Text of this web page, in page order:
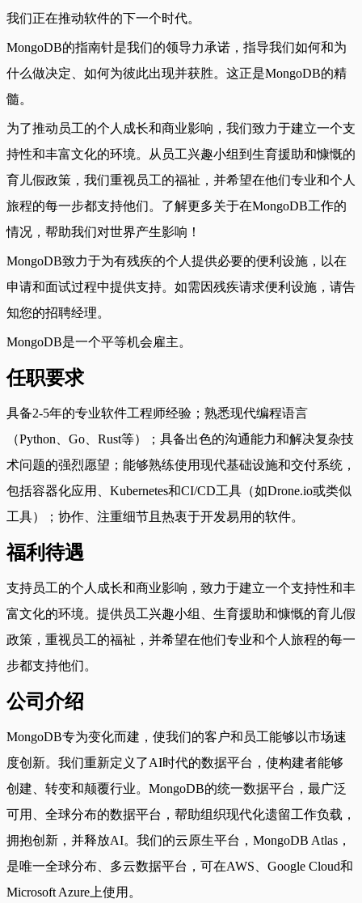
我们正在推动软件的下一个时代。
MongoDB的指南针是我们的领导力承诺，指导我们如何和为
什么做决定、如何为彼此出现并获胜。这正是MongoDB的精
髓。
为了推动员工的个人成长和商业影响，我们致力于建立一个支
持性和丰富文化的环境。从员工兴趣小组到生育援助和慷慨的
育儿假政策，我们重视员工的福祉，并希望在他们专业和个人
旅程的每一步都支持他们。了解更多关于在MongoDB工作的
情况，帮助我们对世界产生影响！
MongoDB致力于为有残疾的个人提供必要的便利设施，以在
申请和面试过程中提供支持。如需因残疾请求便利设施，请告
知您的招聘经理。
MongoDB是一个平等机会雇主。
任职要求
具备2-5年的专业软件工程师经验；熟悉现代编程语言
（Python、Go、Rust等）；具备出色的沟通能力和解决复杂技
术问题的强烈愿望；能够熟练使用现代基础设施和交付系统，
包括容器化应用、Kubernetes和CI/CD工具（如Drone.io或类似
工具）；协作、注重细节且热衷于开发易用的软件。
福利待遇
支持员工的个人成长和商业影响，致力于建立一个支持性和丰
富文化的环境。提供员工兴趣小组、生育援助和慷慨的育儿假
政策，重视员工的福祉，并希望在他们专业和个人旅程的每一
步都支持他们。
公司介绍
MongoDB专为变化而建，使我们的客户和员工能够以市场速
度创新。我们重新定义了AI时代的数据平台，使构建者能够
创建、转变和颠覆行业。MongoDB的统一数据平台，最广泛
可用、全球分布的数据平台，帮助组织现代化遗留工作负载，
拥抱创新，并释放AI。我们的云原生平台，MongoDB Atlas，
是唯一全球分布、多云数据平台，可在AWS、Google Cloud和
Microsoft Azure上使用。